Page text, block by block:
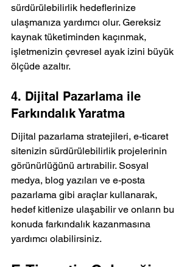
sürdürülebilirlik hedeflerinize
ulaşmanıza yardımcı olur. Gereksiz
kaynak tüketiminden kaçınmak,
işletmenizin çevresel ayak izini büyük
ölçüde azaltır.
4. Dijital Pazarlama ile
Farkındalık Yaratma
Dijital pazarlama stratejileri, e-ticaret
sitenizin sürdürülebilirlik projelerinin
görünürlüğünü artırabilir. Sosyal
medya, blog yazıları ve e-posta
pazarlama gibi araçlar kullanarak,
hedef kitlenize ulaşabilir ve onların bu
konuda farkındalık kazanmasına
yardımcı olabilirsiniz.